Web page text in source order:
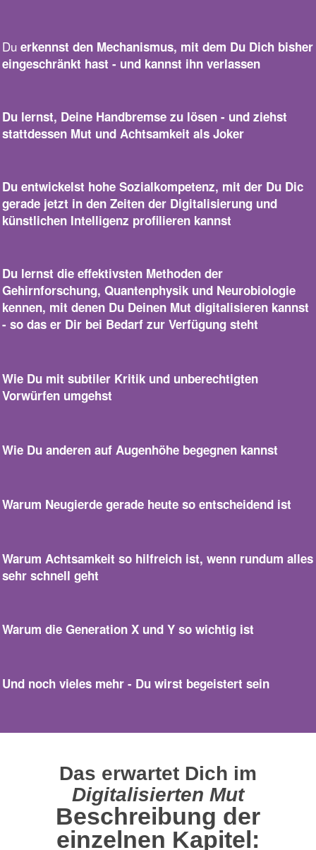
Du erkennst den Mechanismus, mit dem Du Dich bisher
eingeschränkt hast - und kannst ihn verlassen
Du lernst, Deine Handbremse zu lösen - und ziehst
stattdessen Mut und Achtsamkeit als Joker
Du entwickelst hohe Sozialkompetenz, mit der Du Dic
gerade jetzt in den Zeiten der Digitalisierung und
künstlichen Intelligenz profilieren kannst
Du lernst die effektivsten Methoden der
Gehirnforschung, Quantenphysik und Neurobiologie
kennen, mit denen Du Deinen Mut digitalisieren kannst
- so das er Dir bei Bedarf zur Verfügung steht
Wie Du mit subtiler Kritik und unberechtigten
Vorwürfen umgehst
Wie Du anderen auf Augenhöhe begegnen kannst
Warum Neugierde gerade heute so entscheidend ist
Warum Achtsamkeit so hilfreich ist, wenn rundum alles
sehr schnell geht
Warum die Generation X und Y so wichtig ist
Und noch vieles mehr - Du wirst begeistert sein
Das erwartet Dich im
Digitalisierten Mut
Beschreibung der
einzelnen Kapitel: